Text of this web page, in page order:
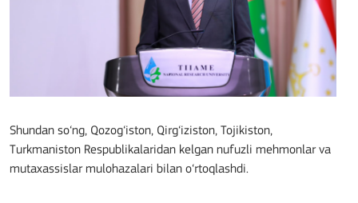
Shundan so‘ng, Qozog‘iston, Qirg‘iziston, Tojikiston,
Turkmaniston Respublikalaridan kelgan nufuzli mehmonlar va
mutaxassislar mulohazalari bilan o‘rtoqlashdi.